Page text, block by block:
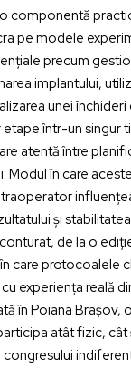
componentă
pe modele
precum
implantului,
unei
într-un singur
atentă între
Modul în care
și
de la o
care protocoalele
experiența reală
în Poiana Brașov,
atât fizic, cât